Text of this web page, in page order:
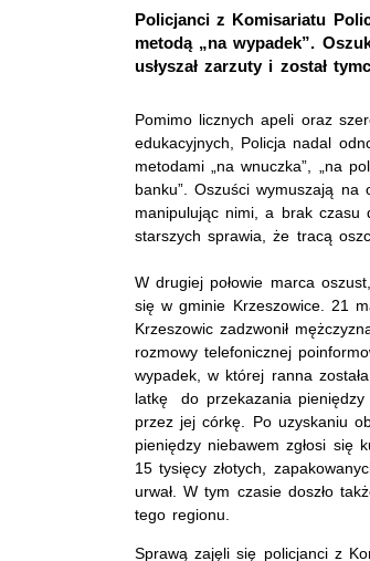
Policjanci z Komisariatu
metodą „na wypadek”.
usłyszał zarzuty i został
Pomimo licznych apeli oraz
edukacyjnych, Policja nadal
metodami
„na wnuczka”, „na
banku”. Oszuści wymuszają na
manipulując nimi, a brak czasu
starszych sprawia, że tracą
Wdrugiej połowie marca
się w gminie Krzeszowice.
21
Krzeszowic zadzwonił
rozmowy telefonicznej
wypadek, w której ranna
latkę
do przekazania
przez jej córkę. Po uzyskaniu
pieniędzy niebawem zgłosi się
15 tysięcy złotych,
urwał. W tym czasie doszło
tego regionu.
Sprawą zajęli się policjanci z